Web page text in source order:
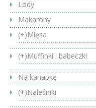
Lody
Makarony
(+)Mięsa
(+)Muffinki i babeczki
Na kanapkę
(+)Naleśniki